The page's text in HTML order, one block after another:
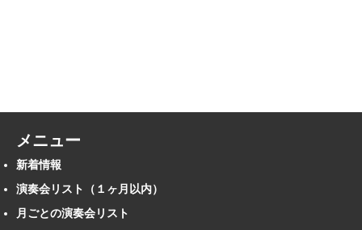
メニュー
新着情報
演奏会リスト（１ヶ月以内）
月ごとの演奏会リスト